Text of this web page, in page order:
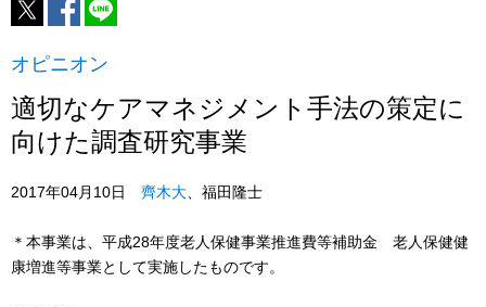
オピニオン
適切なケアマネジメント手法の策定に
向けた調査研究事業
2017年04月10日 齊木大 、福田隆士
＊本事業は、平成28年度老人保健事業推進費等補助金 老人保健健
康増進等事業として実施したものです。